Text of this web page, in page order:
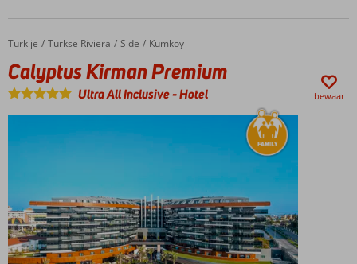
meerdere
het
strand
Home
Turkije Turkse Riviera Side Kumkoy
Calyptus Kirman Premium
Calyptus Kirman Premium
Ultra All Inclusive-Hotel bewaar